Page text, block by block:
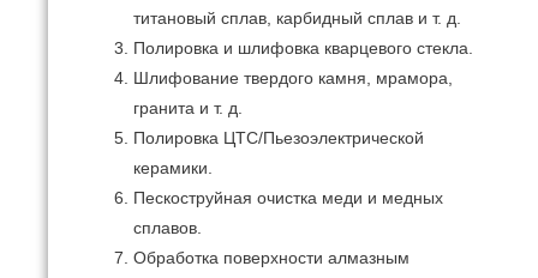
титановый сплав, карбидный сплав и т. д.
Полировка и шлифовка кварцевого стекла.
Шлифование твердого камня, мрамора,
гранита и т. д.
Полировка ЦТС/Пьезоэлектрической
керамики.
Пескоструйная очистка меди и медных
сплавов.
Обработка поверхности алмазным